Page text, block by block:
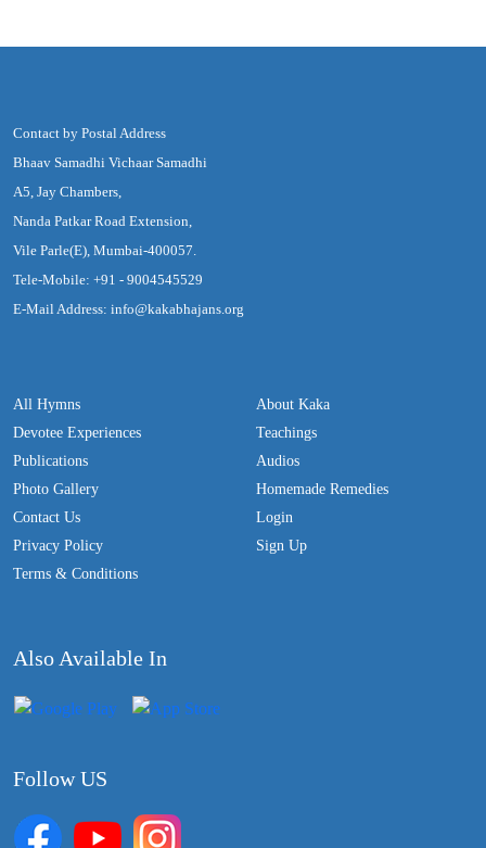
Contact by Postal Address
Bhaav Samadhi Vichaar Samadhi
A5, Jay Chambers,
Nanda Patkar Road Extension,
Vile Parle(E), Mumbai-400057.
Tele-Mobile: +91 - 9004545529
E-Mail Address: info@kakabhajans.org
All Hymns
Devotee Experiences
Publications
Photo Gallery
Contact Us
Privacy Policy
Terms & Conditions
About Kaka
Teachings
Audios
Homemade Remedies
Login
Sign Up
Also Available In
Follow US